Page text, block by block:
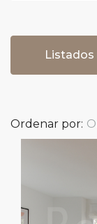
Listados
Ordenar por: